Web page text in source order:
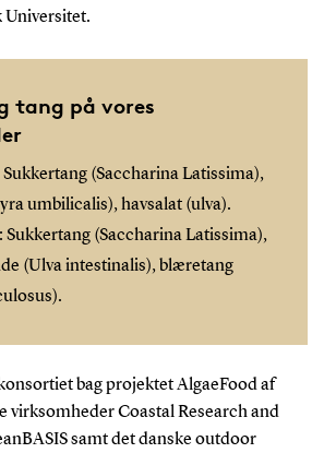
Universitet.
tang på vores
(Saccharina Latissima),
umbilicalis), havsalat (ulva).
(Saccharina Latissima),
(Ulva intestinalis), blæretang
bag projektet AlgaeFood af
virksomheder Coastal Research and
samt det danske outdoor